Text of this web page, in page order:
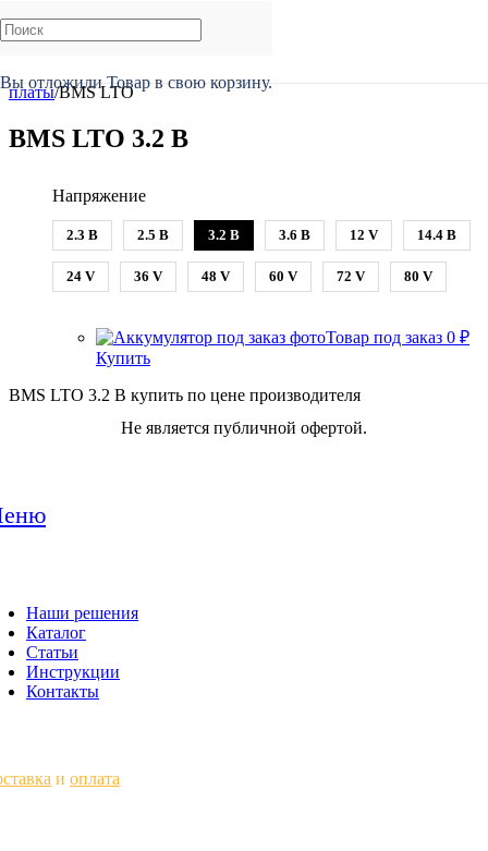
Вы отложилиТовар в свою корзину.
Главная Каталог
платы/BMS LTO
BMS LTO 3.2 В
Напряжение
2.3 В 2.5 В 3.2 В 3.6 В 12 V 14.4 В
24 V 36 V 48 V 60 V 72 V 80 V
Товар под заказ 0 ₽
Купить
BMS LTO 3.2 В купить по цене производителя
Не является публичной офертой.
Наши решения
Каталог
Статьи
Инструкции
Контакты
и оплата